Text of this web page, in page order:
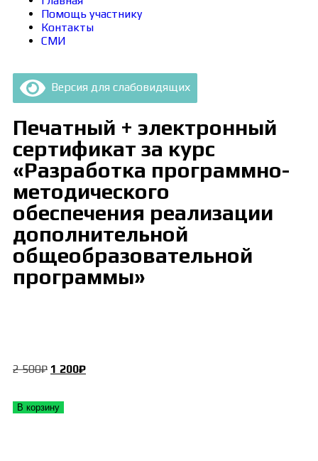
Помощь участнику
Контакты
СМИ
Версия для слабовидящих
Печатный + электронный
сертификат за курс
«Разработка программно-
методического
обеспечения реализации
дополнительной
общеобразовательной
программы»
2 500₽ 1 200₽
В корзину